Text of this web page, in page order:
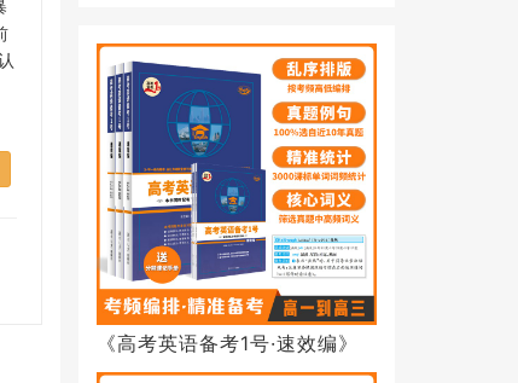
《高考英语备考1号·速效编》